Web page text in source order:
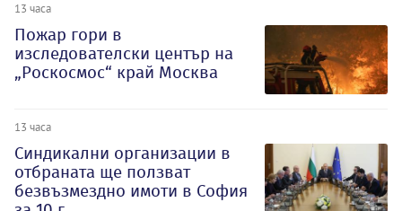
13 часа
Пожар гори в
изследователски център на
„Роскосмос“ край Москва
13 часа
Синдикални организации в
отбраната ще ползват
безвъзмездно имоти в София